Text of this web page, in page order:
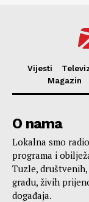
Vijesti
Magazin
O nama
Lokalna smo
programa i
Tuzle,
gradu, živih
događaja.